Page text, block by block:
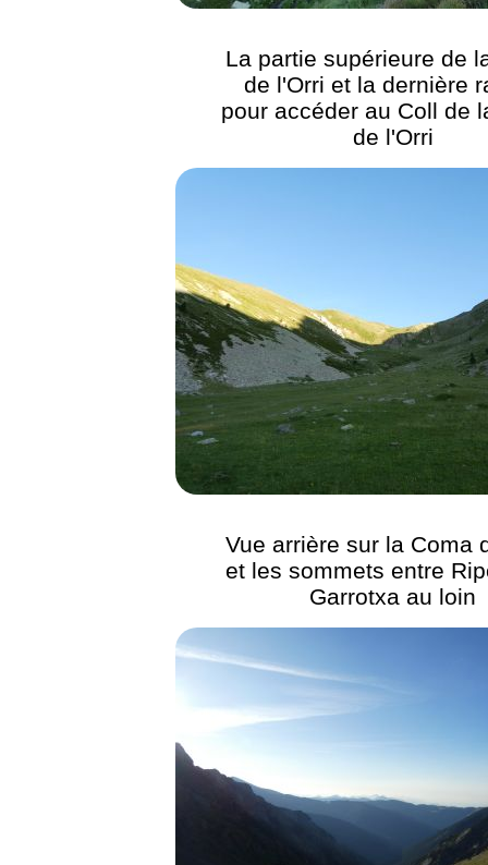
La partie supérieure de
de l'Orri et la dernière
pour accéder au Coll de
de l'Orri
Vue arrière sur la Coma
et les sommets entre
Garrotxa au loin